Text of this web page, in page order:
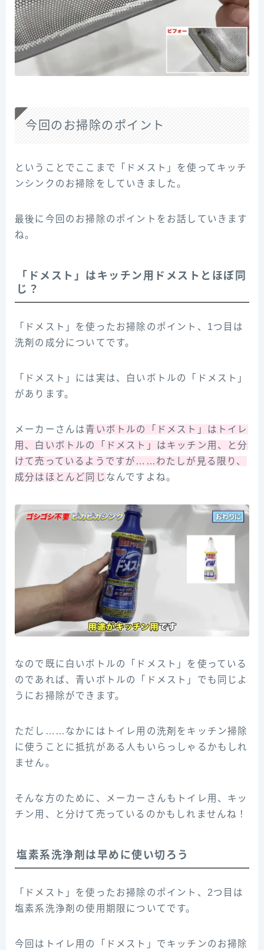
今回のお掃除のポイント
ということでここまで「ドメスト」を使ってキッチ
ンシンクのお掃除をしていきました。
最後に今回のお掃除のポイントをお話していきます
ね。
「ドメスト」はキッチン用ドメストとほぼ同
じ？
「ドメスト」を使ったお掃除のポイント、1つ目は
洗剤の成分についてです。
「ドメスト」には実は、白いボトルの「ドメスト」
があります。
メーカーさんは青いボトルの「ドメスト」はトイレ
用、白いボトルの「ドメスト」はキッチン用、と分
けて売っているようですが……わたしが見る限り、
成分はほとんど同じ なんですよね。
なので既に白いボトルの「ドメスト」を使っている
のであれば、青いボトルの「ドメスト」でも同じよ
うにお掃除ができます。
ただし……なかにはトイレ用の洗剤をキッチン掃除
に使うことに抵抗がある人もいらっしゃるかもしれ
ません。
そんな方のために、メーカーさんもトイレ用、キッ
チン用、と分けて売っているのかもしれませんね！
塩素系洗浄剤は早めに使い切ろう
「ドメスト」を使ったお掃除のポイント、2つ目は
塩素系洗浄剤の使用期限についてです。
今回はトイレ用の「ドメスト」でキッチンのお掃除